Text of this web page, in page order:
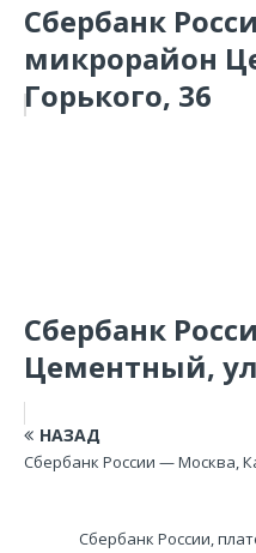
Сбербанк
микрорайон
Горького, 36
Сбербанк
Цементный,
НАЗАД
Сбербанк России — Москва,
Сбербанк России,